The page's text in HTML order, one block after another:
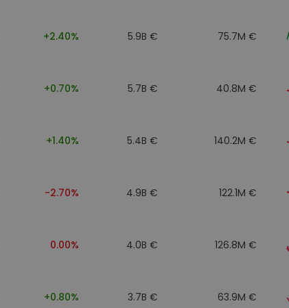
+2.40% 5.9B € 75.7M €
+0.70% 5.7B € 40.8M €
+1.40% 5.4B € 140.2M €
-2.70% 4.9B € 122.1M €
0.00% 4.0B € 126.8M €
+0.80% 3.7B € 63.9M €